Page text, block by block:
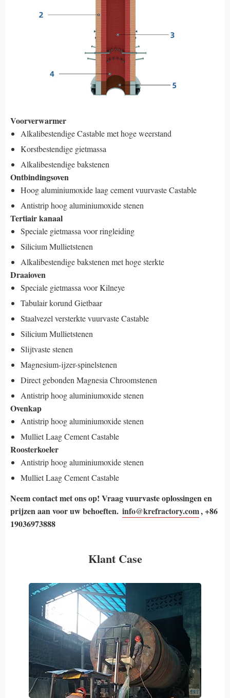
Voorverwarmer
Alkalibestendige Castable met hoge weerstand
Korstbestendige gietmassa
Alkalibestendige bakstenen
Ontbindingsoven
Hoog aluminiumoxide laag cement vuurvaste Castable
Antistrip hoog aluminiumoxide stenen
Tertiair kanaal
Speciale gietmassa voor ringleiding
Silicium Mullietstenen
Alkalibestendige bakstenen met hoge sterkte
Draaioven
Speciale gietmassa voor Kilneye
Tabulair korund Gietbaar
Staalvezel versterkte vuurvaste Castable
Silicium Mullietstenen
Slijtvaste stenen
Magnesium-ijzer-spinelstenen
Direct gebonden Magnesia Chroomstenen
Antistrip hoog aluminiumoxide stenen
Ovenkap
Antistrip hoog aluminiumoxide stenen
Mulliet Laag Cement Castable
Roosterkoeler
Antistrip hoog aluminiumoxide stenen
Mulliet Laag Cement Castable
Neem contact met ons op! Vraag vuurvaste oplossingen en
prijzen aan voor uw behoeften. info@krefractory.com, +86
19036973888
Klant Case